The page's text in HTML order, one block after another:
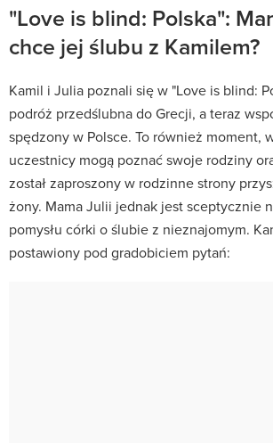
"Love is blind: Polska":
chce jej ślubu z Kamilem?
Kamil i Julia poznali się w "Love is blind:
podróż przedślubna do Grecji, a teraz
spędzony w Polsce. To również moment,
uczestnicy mogą poznać swoje rodziny
został zaproszony w rodzinne strony
żony. Mama Julii jednak jest sceptycznie
pomysłu córki o ślubie z nieznajomym.
postawiony pod gradobiciem pytań: